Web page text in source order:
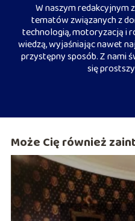
W naszym redakcyjnym
tematów związanych z
technologią, motoryzacją i
wiedzą, wyjaśniając nawet
przystępny sposób. Z nami
się
Może Cię również